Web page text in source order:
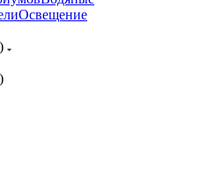
Освещение